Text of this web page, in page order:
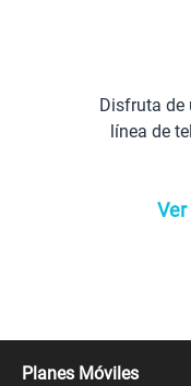
Disfruta de
línea de
Planes Móviles